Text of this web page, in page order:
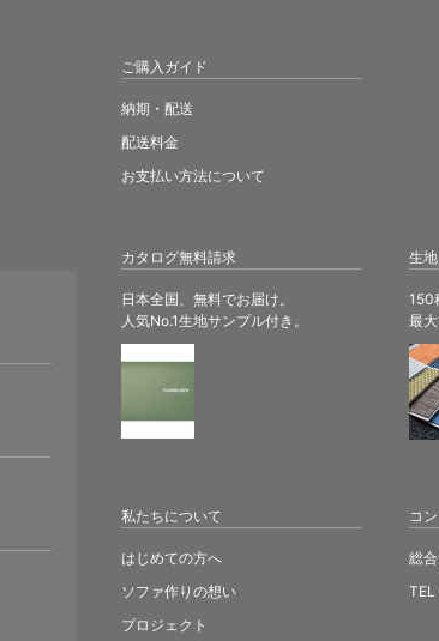
カタログ無料請求
日本全国、無料でお届け。
人気No.1生地サンプル付き。
生
150
最
ご購入ガイド
納期・配送
配送料金
お支払い方法について
私たちについて
はじめての方へ
ソファ作りの想い
プロジェクト
コ
総